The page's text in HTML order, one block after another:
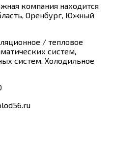
компания находится
Оренбург, Южный
/ тепловое
систем,
систем, Холодильное